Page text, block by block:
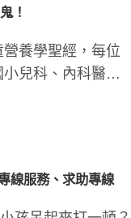
！
養學聖經，每位
兒科、內科醫師
線服務、求助專線